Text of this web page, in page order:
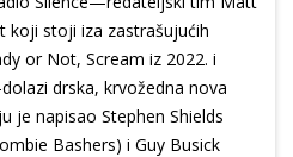
koji stoji iza zastrašujućih
or Not, Scream iz 2022. i
drska, krvožedna nova
je napisao Stephen Shields
Bashers) i Guy Busick